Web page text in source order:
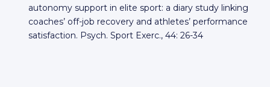
autonomy support in elite sport: a diary study linking
coaches’ off-job recovery and athletes’ performance
satisfaction. Psych. Sport Exerc., 44: 26-34